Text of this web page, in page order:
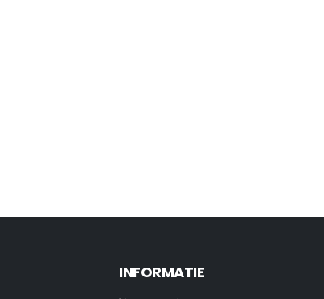
INFORMATIE